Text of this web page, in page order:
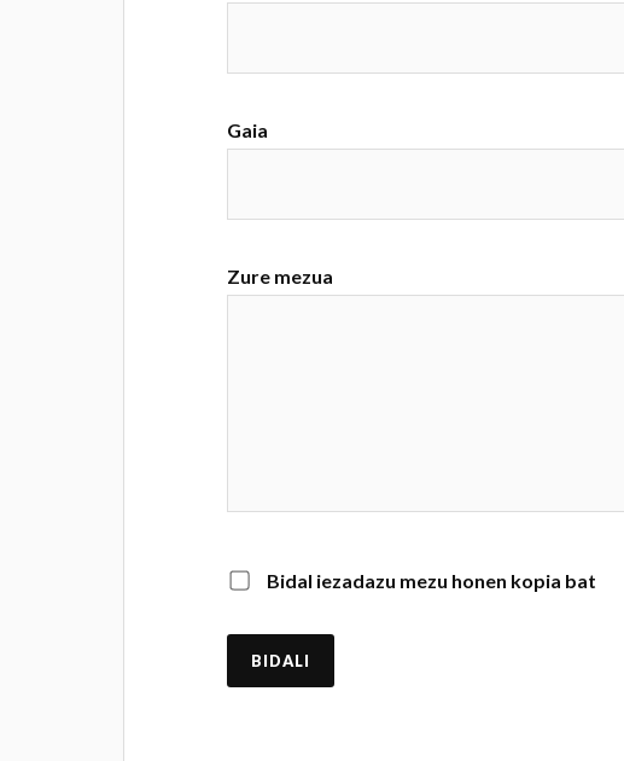
Gaia
Zure mezua
Bidal iezadazu mezu honen kopia bat